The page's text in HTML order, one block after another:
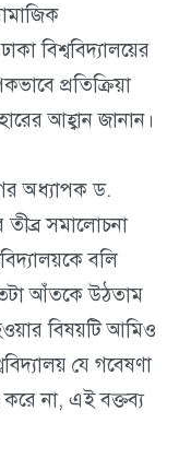
বিশ্ববিদ্যালয়ের
প্রতিক্রিয়া
আহ্বান জানান।
অধ্যাপক ড.
তীব্র সমালোচনা
বলি
আঁতকে উঠতাম
বিষয়টি আমিও
যে গবেষণা
করে না, এই বক্তব্য